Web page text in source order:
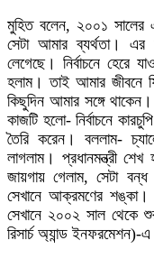
মুহিত বলেন, ২০০১ সালের
সেটা আমার ব্যর্থতা।
লেগেছে। নির্বাচনে হেরে
হলাম। তাই আমার জীবনে
কিছুদিন আমার সঙ্গে
কাজটি হলো- নির্বাচনে
তৈরি করেন। বললাম-
লাগলাম। প্রধানমন্ত্রী
জায়গায় গেলাম, সেটা
সেখানে আক্রমণের শঙ্কা।
সেখানে ২০০২ সাল থেকে
রিসার্চ অ্যান্ড